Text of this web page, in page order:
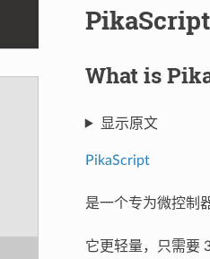
PikaScript
What is
显示原文
PikaScript
是一个专为微控制
它更轻量，只需要